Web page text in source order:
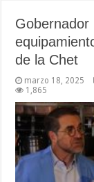
Gobernador
de la Chet
marzo 18, 2025
1,865